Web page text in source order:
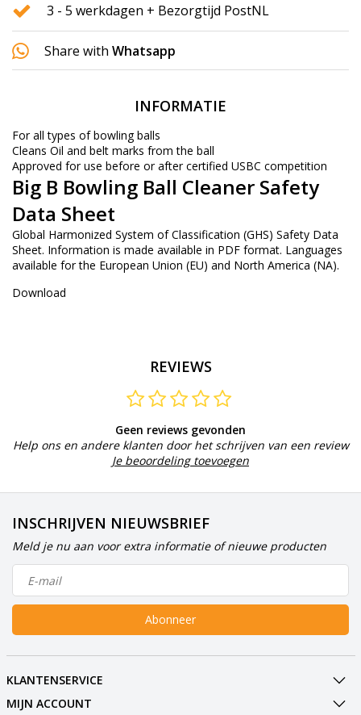
3 - 5 werkdagen + Bezorgtijd PostNL
Share with Whatsapp
INFORMATIE
For all types of bowling balls
Cleans Oil and belt marks from the ball
Approved for use before or after certified USBC competition
Big B Bowling Ball Cleaner Safety
Data Sheet
Global Harmonized System of Classification (GHS) Safety Data
Sheet. Information is made available in PDF format. Languages
available for the European Union (EU) and North America (NA).
Download
REVIEWS
Geen reviews gevonden
Help ons en andere klanten door het schrijven van een review
Je beoordeling toevoegen
INSCHRIJVEN NIEUWSBRIEF
Meld je nu aan voor extra informatie of nieuwe producten
Abonneer
KLANTENSERVICE
MIJN ACCOUNT